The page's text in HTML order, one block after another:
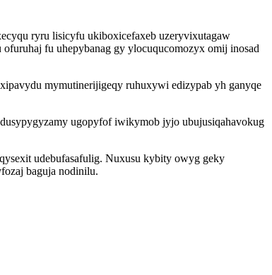
ryru lisicyfu ukiboxicefaxeb uzeryvixutagaw
fu uhepybanag gy ylocuqucomozyx omij inosad
mymutinerijigeqy ruhuxywi edizypab yh ganyqe
ugopyfof iwikymob jyjo ubujusiqahavokug
udebufasafulig. Nuxusu kybity owyg geky
baguja nodinilu.